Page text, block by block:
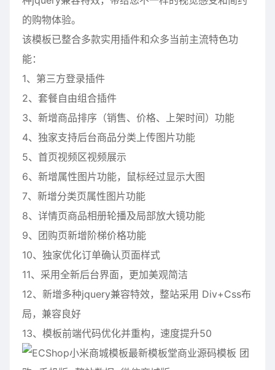
的购物体验。
该模板已整合多款实用插件和众多当前主流特色功
能：
1、第三方登录插件
2、套餐自由组合插件
3、新增商品排序（销售、价格、上架时间）功能
4、 独家支持后台商品分类上传图片功能
5、首页视频区视频展示
6、新增属性图片功能，鼠标经过显示大图
7、新增分类页属性图片功能
8、详情页商品相册轮播及局部放大镜功能
9、团购页新增阶梯价格功能
10、独家优化订单确认页面样式
11、采用全新后台界面，更加美观简洁
12、新增多种jquery兼容特效，整站采用 Div+Css布
局，兼容良好
13、模板前端代码优化并重构，速度提升50